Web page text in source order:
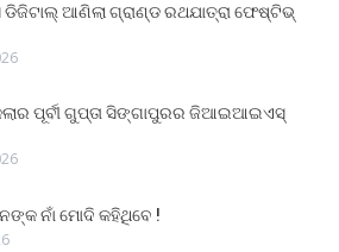
ଡିଜିଟାଲ୍ ଆଣିଲା ଗ୍ରାଣ୍ଡ ରଥଯାତ୍ରା ଫେଷ୍ଟିଭ୍
ପୂର୍ବୀ ଗୁପ୍ତା ସିଙ୍ଗାପୁରର ଜିଆଇଆଇଏସ୍
ନାଁ ମୋଦି କହିଥିବେ !